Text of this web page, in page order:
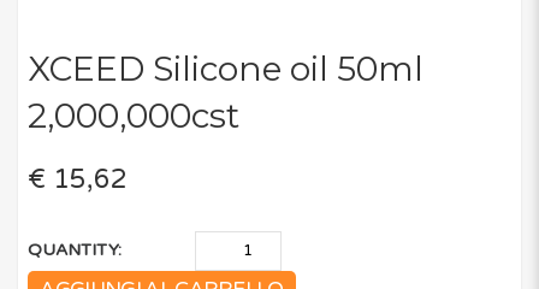
XCEED Silicone oil 50ml
2,000,000cst
€ 15,62
QUANTITY: